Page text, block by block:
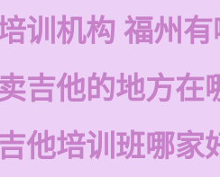
训机构 福州
吉他的地方在
他培训班哪家